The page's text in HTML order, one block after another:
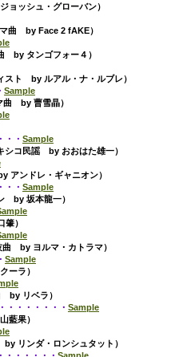
ョッシュ・グローバン）
マ曲 by Face 2 fAKE）
by タンゴフォー４）
スト by ルアル・ナ・ルブレ）
Sample
曲 by 曹雪晶）
・・ Sample
シコ民謡 by おおはた雄一）
アンドレ・ギャニオン）
・・ Sample
by 坂本龍一）
）
曲 by ヨルマ・カトラマ）
Sample
ーラ）
by リベラ）
・・・・・・ Sample
藍果）
リンダ・ロンシュタット）